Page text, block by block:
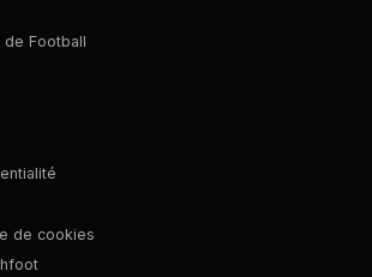
de Football
de cookies